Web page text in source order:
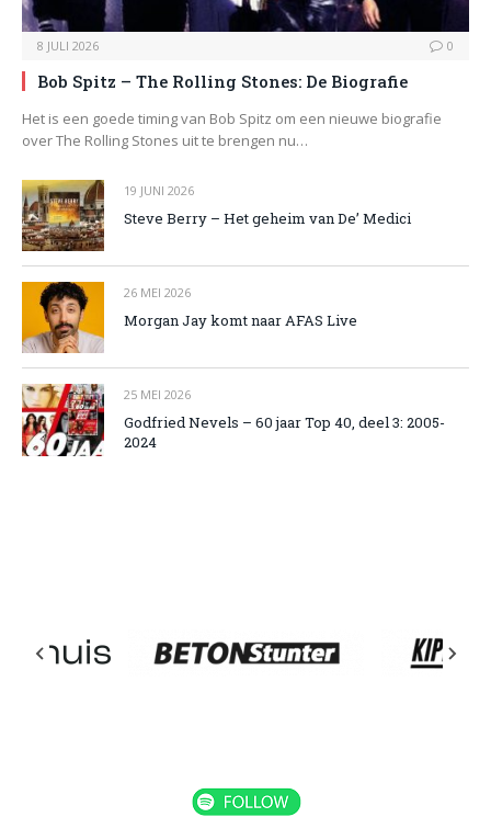
8 JULI 2026 0
Bob Spitz – The Rolling Stones: De Biografie
Het is een goede timing van Bob Spitz om een nieuwe biografie
over The Rolling Stones uit te brengen nu…
19 JUNI 2026
Steve Berry – Het geheim van De’ Medici
26 MEI 2026
Morgan Jay komt naar AFAS Live
25 MEI 2026
Godfried Nevels – 60 jaar Top 40, deel 3: 2005-
2024